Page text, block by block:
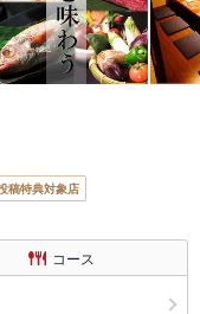
稿特典対象店
コース